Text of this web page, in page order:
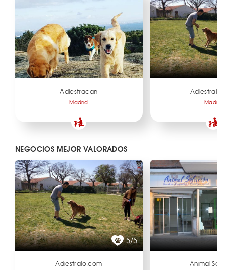
Adiestracan
Madrid Madrid
NEGOCIOS MEJOR VALORADOS
5/5
Adiestralo.com Animal